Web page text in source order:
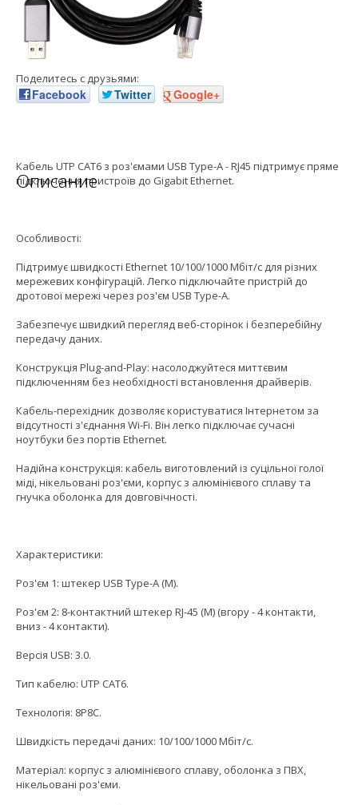
Поделитесь с друзьями:
Facebook Twitter Google+
Описание
Кабель UTP CAT6 з роз'ємами USB Type-A - RJ45 підтримує пряме
підключення пристроїв до Gigabit Ethernet.
Особливості:
Підтримує швидкості Ethernet 10/100/1000 Мбіт/с для різних
мережевих конфігурацій. Легко підключайте пристрій до
дротової мережі через роз'єм USB Type-A.
Забезпечує швидкий перегляд веб-сторінок і безперебійну
передачу даних.
Конструкція Plug-and-Play: насолоджуйтеся миттєвим
підключенням без необхідності встановлення драйверів.
Кабель-перехідник дозволяє користуватися Інтернетом за
відсутності з'єднання Wi-Fi. Він легко підключає сучасні
ноутбуки без портів Ethernet.
Надійна конструкція: кабель виготовлений із суцільної голої
міді, нікельовані роз'єми, корпус з алюмінієвого сплаву та
гнучка оболонка для довговічності.
Характеристики:
Роз'єм 1: штекер USB Type-A (M).
Роз'єм 2: 8-контактний штекер RJ-45 (M) (вгору - 4 контакти,
вниз - 4 контакти).
Версія USB: 3.0.
Тип кабелю: UTP CAT6.
Технологія: 8P8C.
Швидкість передачі даних: 10/100/1000 Мбіт/с.
Матеріал: корпус з алюмінієвого сплаву, оболонка з ПВХ,
нікельовані роз'єми.